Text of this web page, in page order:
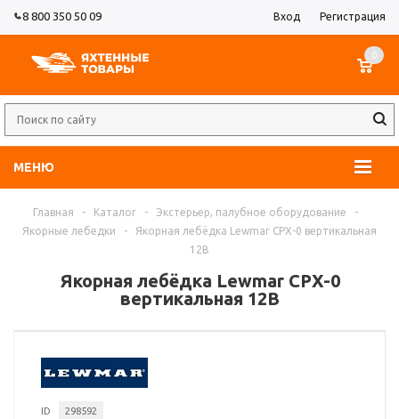
8 800 350 50 09 Вход Регистрация
МЕНЮ
0
Главная - Каталог - Экстерьер, палубное оборудование
-
Якорные лебедки
-
Якорная лебёдка Lewmar CPX-0 вертикальная
12В
Якорная лебёдка Lewmar CPX-0
вертикальная 12В
ID 298592